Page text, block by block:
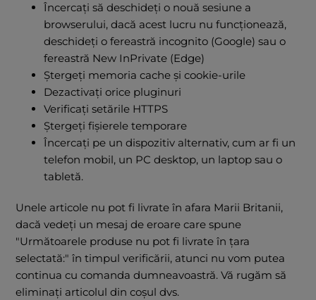
Încercați să deschideți o nouă sesiune a
browserului, dacă acest lucru nu funcționează,
deschideți o fereastră incognito (Google) sau o
fereastră New InPrivate (Edge)
Ștergeți memoria cache și cookie-urile
Dezactivați orice pluginuri
Verificați setările HTTPS
Ștergeți fișierele temporare
Încercați pe un dispozitiv alternativ, cum ar fi un
telefon mobil, un PC desktop, un laptop sau o
tabletă.
Unele articole nu pot fi livrate în afara Marii Britanii,
dacă vedeți un mesaj de eroare care spune
"Următoarele produse nu pot fi livrate în țara
selectată:" în timpul verificării, atunci nu vom putea
continua cu comanda dumneavoastră. Vă rugăm să
eliminați articolul din coșul dvs.